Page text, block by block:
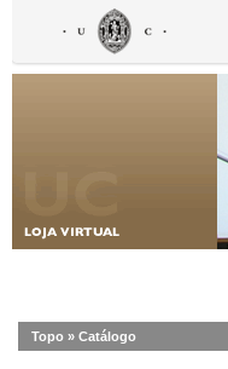
Topo » Catálogo